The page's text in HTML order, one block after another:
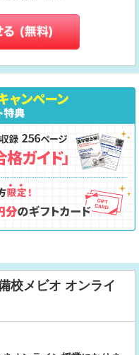
校メビオ オンライ